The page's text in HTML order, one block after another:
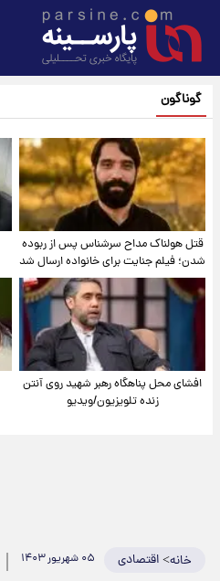
گوناگون
قتل هولناک مداح سرشناس پس از ربوده
شدن؛ فیلم جنایت برای خانواده ارسال شد
افشای محل پناهگاه‌ رهبر شهید روی آنتن
زنده تلویزیون/ویدیو
خانه>اقتصادی ۰۵ شهریور ۱۴۰۳